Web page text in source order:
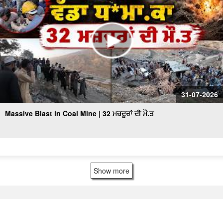
31-07-2026
Massive Blast in Coal Mine | 32 ਮਜ਼ਦੂਰਾਂ ਦੀ ਮੌ.ਤ
Show more